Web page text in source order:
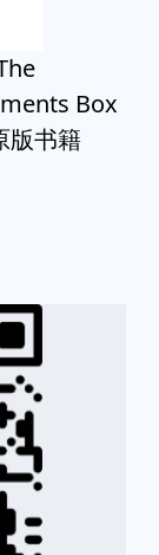
Box
版书籍